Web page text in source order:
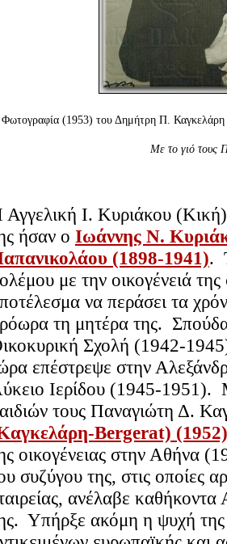
Φωτογραφία (1953) του Δημήτρη Π. Καγκελάρη
Με το γιό τους
Ι. Κυριάκου
ήσαν ο Ιωάννης Ν.
(1898-1941).
με την οικογένειά
να περάσει τα
τη μητέρα της.
Σχολή (1942-
επέστρεψε στην
Ιερίδου (1945-1951).
τους Παναγιώτη Δ.
Bergerat) (1952)
οικογένειας στην Αθήνα
συζύγου της, στις οποίες
ανέλαβε
Υπήρξε ακόμη η ψυχή της